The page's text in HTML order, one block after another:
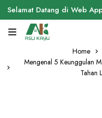
Selamat Datang di Web
Home
Mengenal 5 Keunggulan
Tahan